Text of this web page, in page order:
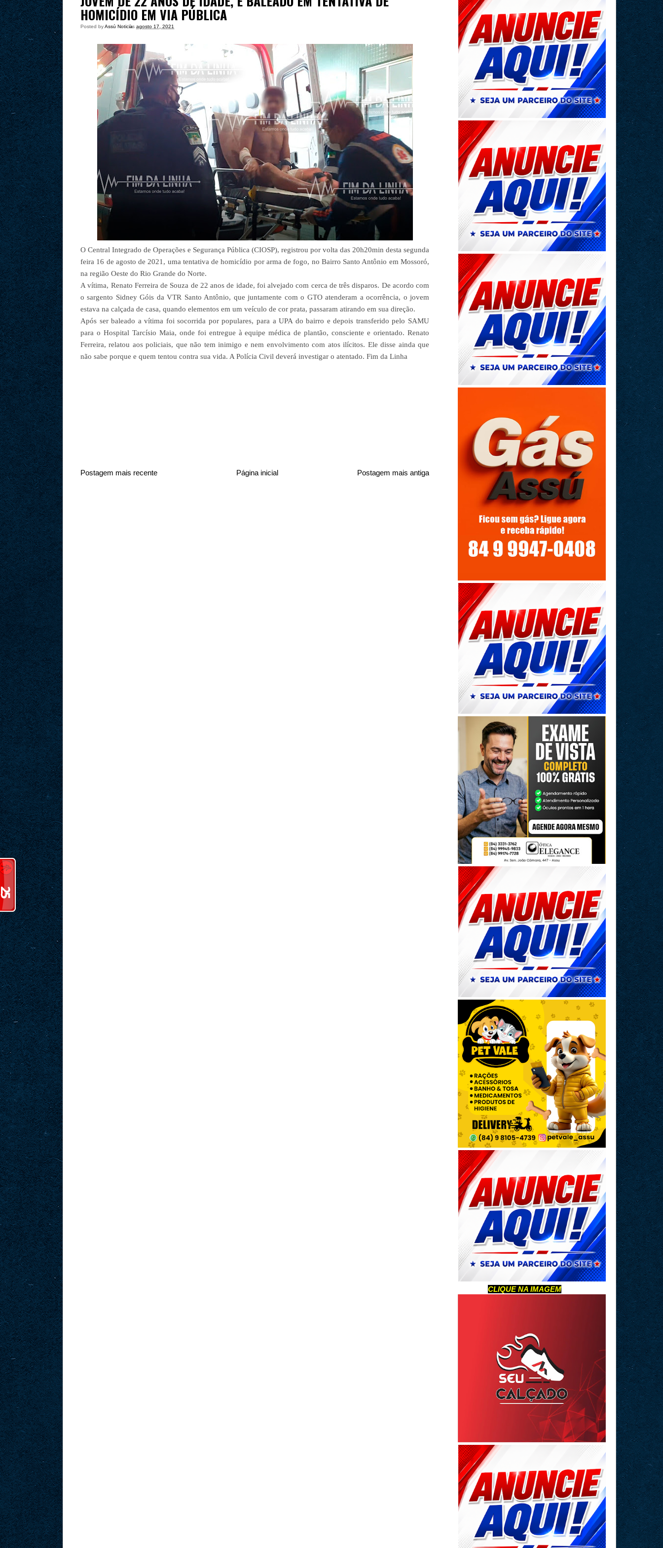
HOMICÍDIO EM VIA PÚBLICA
Posted byAssú Noticia
às agosto 17, 2021
O Central Integrado de Operações e Segurança Pública (CIOSP), registrou por volta das 20h20min desta segunda
feira 16 de agosto de 2021, uma tentativa de homicídio por arma de fogo, no Bairro Santo Antônio em Mossoró,
na região Oeste do Rio Grande do Norte.
A vítima, Renato Ferreira de Souza de 22 anos de idade, foi alvejado com cerca de três disparos. De acordo com
o sargento Sidney Góis da VTR Santo Antônio, que juntamente com o GTO atenderam a ocorrência, o jovem
estava na calçada de casa, quando elementos em um veículo de cor prata, passaram atirando em sua direção.
Após ser baleado a vítima foi socorrida por populares, para a UPA do bairro e depois transferido pelo SAMU
para o Hospital Tarcísio Maia, onde foi entregue à equipe médica de plantão, consciente e orientado. Renato
Ferreira, relatou aos policiais, que não tem inimigo e nem envolvimento com atos ilícitos. Ele disse ainda que
não sabe porque e quem tentou contra sua vida. A Polícia Civil deverá investigar o atentado. Fim da Linha
Postagem mais recente Postagem mais antiga
Página inicial
CLIQUE NA IMAGEM